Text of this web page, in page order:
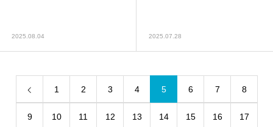
2025.08.04 2025.07.28
1 2 3 4 5 6 7 8
9 10 11 12 13 14 15 16 17